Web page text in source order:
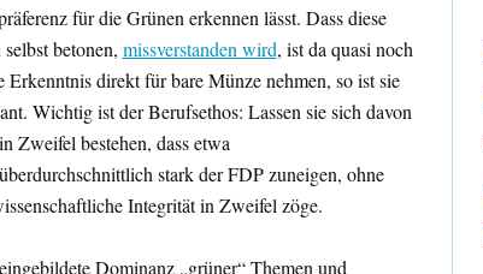
für die Grünen erkennen lässt. Dass diese
betonen, missverstanden wird, ist da quasi noch
direkt für bare Münze nehmen, so ist sie
Wichtig ist der Berufsethos: Lassen sie sich davon
Zweifel bestehen, dass etwa
stark der FDP zuneigen, ohne
Integrität in Zweifel zöge.
Dominanz „grüner“ Themen und